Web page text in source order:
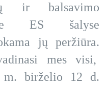
ir balsavimo
ES šalyse
jų peržiūra.
mes visi,
birželio 12 d.